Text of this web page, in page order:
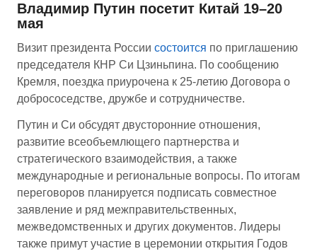
Владимир Путин посетит Китай 19–20
мая
Визит президента России состоится по приглашению
председателя КНР Си Цзиньпина. По сообщению
Кремля, поездка приурочена к 25-летию Договора о
добрососедстве, дружбе и сотрудничестве.
Путин и Си обсудят двусторонние отношения,
развитие всеобъемлющего партнерства и
стратегического взаимодействия, а также
международные и региональные вопросы. По итогам
переговоров планируется подписать совместное
заявление и ряд межправительственных,
межведомственных и других документов. Лидеры
также примут участие в церемонии открытия Годов